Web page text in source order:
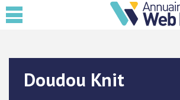
Doudou Knit